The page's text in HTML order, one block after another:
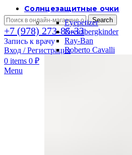
Search
+7 (978) 273-85-33
Запись к врачу
Вход / Регистрация
0 items 0 ₽
Menu
Солнцезащитные очки
Eyepetizer
Kreuzbergkinder
Ray-Ban
Roberto Cavalli